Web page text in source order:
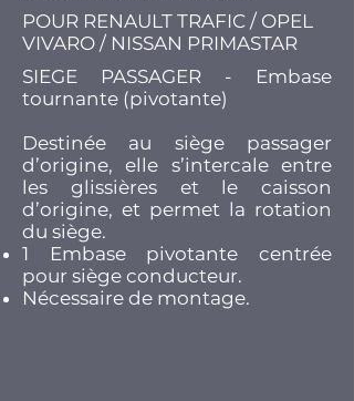
POUR RENAULT TRAFIC / OPEL
VIVARO / NISSAN PRIMASTAR
SIEGE PASSAGER - Embase
tournante (pivotante)
Destinée au siège passager
d’origine, elle s’intercale entre
les glissières et le caisson
d’origine, et permet la rotation
du siège.​
1 Embase pivotante centrée
pour siège conducteur.
Nécessaire de montage.